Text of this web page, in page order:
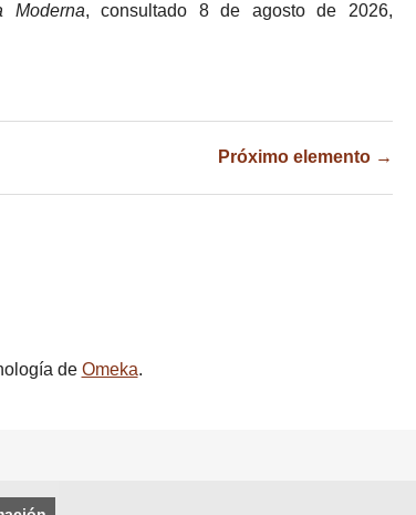
Moderna, consultado 8 de agosto de 2026,
Próximo elemento →
de Omeka.